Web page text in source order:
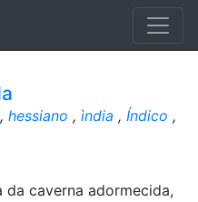
, hessiano , ìndia , Índico ,
da caverna adormecida,